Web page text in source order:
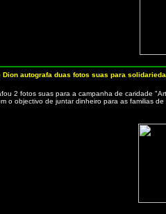
Dion autografa duas fotos suas para
2 fotos suas para a campanha de caridade
o objectivo de juntar dinheiro para as familias